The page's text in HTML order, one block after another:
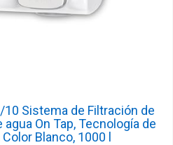
Sistema de Filtración de
agua On Tap, Tecnología de
Blanco, 1000 l